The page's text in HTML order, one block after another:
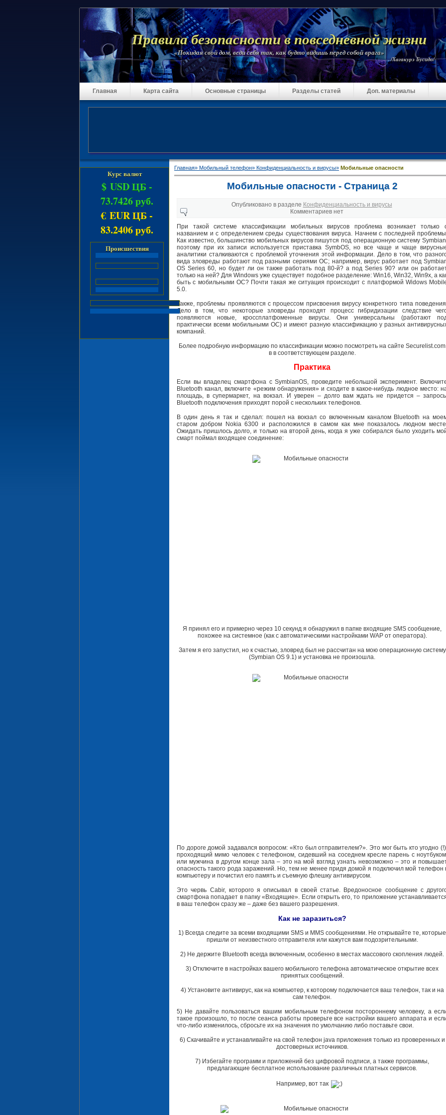
Главная» Мобильный телефон» Конфиденциальность и вирусы» Мобильные опасности
Мобильные опасности - Страница 2
Опубликовано в разделе Конфиденциальность и вирусы
Комментариев нет
При такой системе классификации мобильных вирусов проблема возникает только
названием и с определением среды существования вируса. Начнем с последней
Как известно, большинство мобильных вирусов пишутся под операционную систему
поэтому при их записи используется приставка SymbOS, но все чаще и чаще
аналитики сталкиваются с проблемой уточнения этой информации. Дело в том, что
вида зловреды работают под разными сериями ОС; например, вирус работает под
OS Series 60, но будет ли он также работать под 80-й? а под Series 90? или он
только на ней? Для Windows уже существует подобное разделение: Win16, Win32, Win9x, а
быть с мобильными ОС? Почти такая же ситуация происходит с платформой Widows
5.0.
Также, проблемы проявляются с процессом присвоения вирусу конкретного типа
Дело в том, что некоторые зловреды проходят процесс гибридизации следствие
появляются новые, кроссплатфоменные вирусы. Они универсальны (работают
практически всеми мобильными ОС) и имеют разную классификацию у разных
компаний.
Более подробную информацию по классификации можно посмотреть на сайте Securelist.com
в в соответствующем разделе.
Практика
Если вы владелец смартфона с SymbianOS, проведите небольшой эксперимент.
Bluetooth канал, включите «режим обнаружения» и сходите в какое-нибудь людное место:
площадь, в супермаркет, на вокзал. И уверен – долго вам ждать не придется –
Bluetooth подключения приходят порой с нескольких телефонов.
В один день я так и сделал: пошел на вокзал со включенным каналом Bluetooth на
старом добром Nokia 6300 и расположился в самом как мне показалось людном
Ожидать пришлось долго, и только на второй день, когда я уже собирался было уходить
смарт поймал входящее соединение:
Я принял его и примерно через 10 секунд я обнаружил в папке входящие SMS сообщение,
похожее на системное (как с автоматическими настройками WAP от оператора).
Затем я его запустил, но к счастью, зловред был не рассчитан на мою операционную систему
(Symbian OS 9.1) и установка не произошла.
По дороге домой задавался вопросом: «Кто был отправителем?». Это мог быть кто угодно
проходящий мимо человек с телефоном, сидевший на соседнем кресле парень с
или мужчина в другом конце зала – это на мой взгляд узнать невозможно – это и
опасность такого рода заражений. Но, тем не менее придя домой я подключил мой телефон
компьютеру и почистил его память и съемную флешку антивирусом.
Это червь Cabir, которого я описывал в своей статье. Вредоносное сообщение с
смартфона попадает в папку «Входящие». Если открыть его, то приложение
в ваш телефон сразу же – даже без вашего разрешения.
Как не заразиться?
1) Всегда следите за всеми входящими SMS и MMS сообщениями. Не открывайте те, которые
пришли от неизвестного отправителя или кажутся вам подозрительными.
2) Не держите Bluetooth всегда включенным, особенно в местах массового скопления людей.
3) Отключите в настройках вашего мобильного телефона автоматическое открытие всех
принятых сообщений.
4) Установите антивирус, как на компьютер, к которому подключается ваш телефон, так и на
сам телефон.
5) Не давайте пользоваться вашим мобильным телефоном постороннему человеку, а
такое произошло, то после сеанса работы проверьте все настройки вашего аппарата и
что-либо изменилось, сбросьте их на значения по умолчанию либо поставьте свои.
6) Скачивайте и устанавливайте на свой телефон java приложения только из проверенных и
достоверных источников.
7) Избегайте программ и приложений без цифровой подписи, а также программы,
предлагающие бесплатное использование различных платных сервисов.
Например, вот так
Курс валют
$ USD ЦБ -
73.7426 руб.
€ EUR ЦБ -
83.2406 руб.
Происшествия
Правила безопасности в повседневной жизни
«Покидая свой дом, веди себя так, как будто видишь перед собой врага»
/Хагакурэ Бусидо/
Главная Карта сайта Основные страницы Разделы статей Доп. материалы